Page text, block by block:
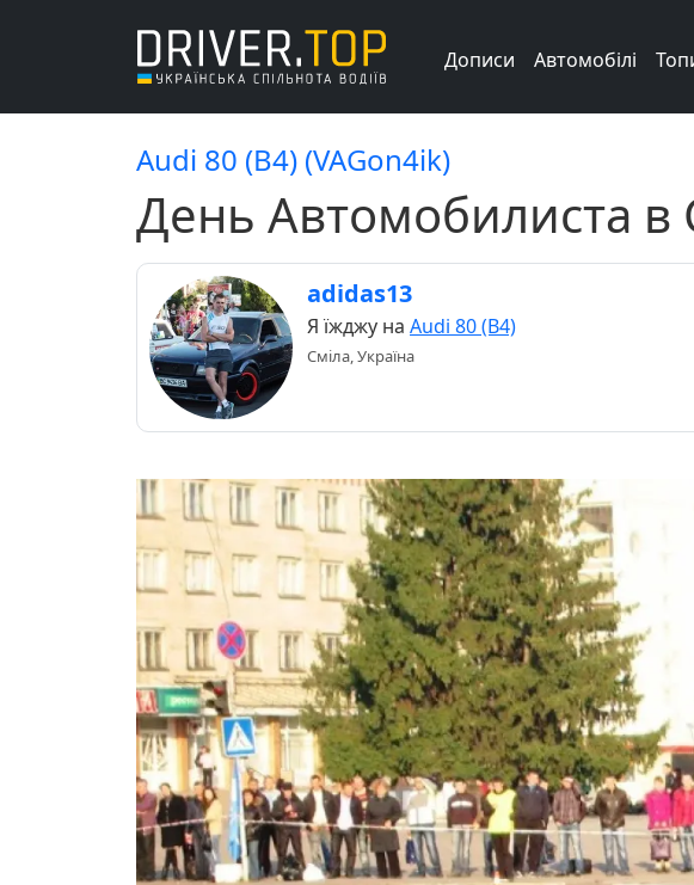
Дописи Автомобілі
Audi 80 (B4) (VAGon4ik)
День Автомобилиста в
adidas13
Я їжджу на Audi 80 (B4)
Сміла, Україна